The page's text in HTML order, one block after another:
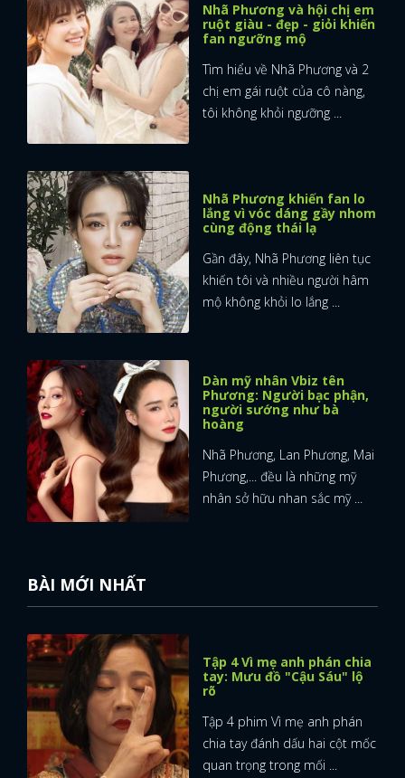
Nhã Phương và hội chị em
ruột giàu - đẹp - giỏi khiến
fan ngưỡng mộ
Tìm hiểu về Nhã Phương và 2
chị em gái ruột của cô nàng,
tôi không khỏi ngưỡng ...
Nhã Phương khiến fan lo
lắng vì vóc dáng gầy nhom
cùng động thái lạ
Gần đây, Nhã Phương liên tục
khiến tôi và nhiều người hâm
mộ không khỏi lo lắng ...
Dàn mỹ nhân Vbiz tên
Phương: Người bạc phận,
người sướng như bà
hoàng
Nhã Phương, Lan Phương, Mai
Phương,... đều là những mỹ
nhân sở hữu nhan sắc mỹ ...
BÀI MỚI NHẤT
Tập 4 Vì mẹ anh phán chia
tay: Mưu đồ "Cậu Sáu" lộ
rõ
Tập 4 phim Vì mẹ anh phán
chia tay đánh dấu hai cột mốc
quan trọng trong mối ...